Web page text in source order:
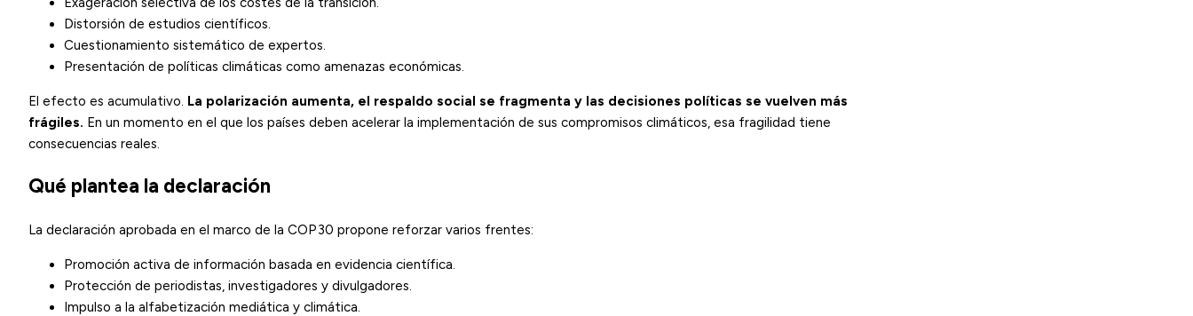
Distorsión de estudios científicos.
Cuestionamiento sistemático de expertos.
Presentación de políticas climáticas como amenazas económicas.
El efecto es acumulativo. La polarización aumenta, el respaldo social se fragmenta y las decisiones políticas se vuelven más
frágiles. En un momento en el que los países deben acelerar la implementación de sus compromisos climáticos, esa fragilidad tiene
consecuencias reales.
Qué plantea la declaración
La declaración aprobada en el marco de la COP30 propone reforzar varios frentes:
Promoción activa de información basada en evidencia científica.
Protección de periodistas, investigadores y divulgadores.
Impulso a la alfabetización mediática y climática.